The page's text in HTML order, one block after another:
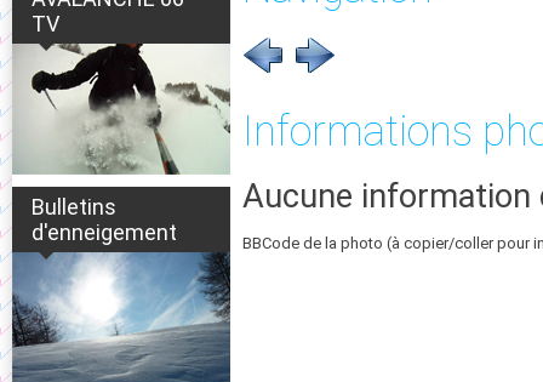
TV
Bulletins
d'enneigement
Informations
Aucune information
BBCode de la photo (à copier/coller pour